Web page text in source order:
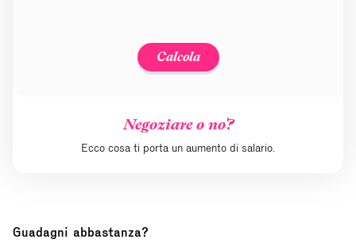
Calcola
Negoziare o no?
Ecco cosa ti porta un aumento di salario.
Guadagni abbastanza?